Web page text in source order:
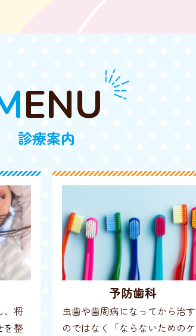
MENU
診療案内
、将
を整
予防歯科
虫歯や歯周病になってから治す
のではなく「ならないためのケ